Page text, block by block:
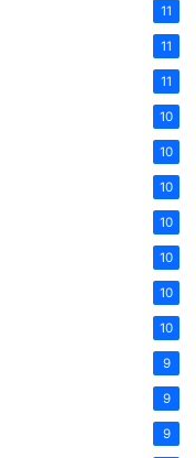
11
11
11
10
10
10
10
10
10
10
9
9
9